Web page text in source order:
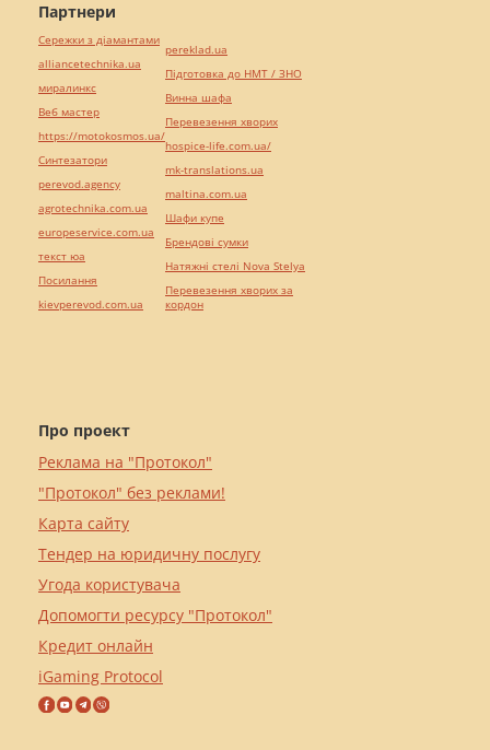
Про проект
Реклама на "Протокол"
"Протокол" без реклами!
Карта сайту
Тендер на юридичну послугу
Угода користувача
Допомогти ресурсу "Протокол"
Кредит онлайн
iGaming Protocol
Партнери
Сережки з діамантами
alliancetechnika.ua
миралинкс
Веб мастер
https://motokosmos.ua/
Синтезатори
perevod.agency
agrotechnika.com.ua
europeservice.com.ua
текст юа
Посилання
kievperevod.com.ua
pereklad.ua
Підготовка до НМТ / ЗНО
Винна шафа
Перевезення хворих
hospice-life.com.ua/
mk-translations.ua
maltina.com.ua
Шафи купе
Брендові сумки
Натяжні стелі Nova Stelya
Перевезення хворих за
кордон